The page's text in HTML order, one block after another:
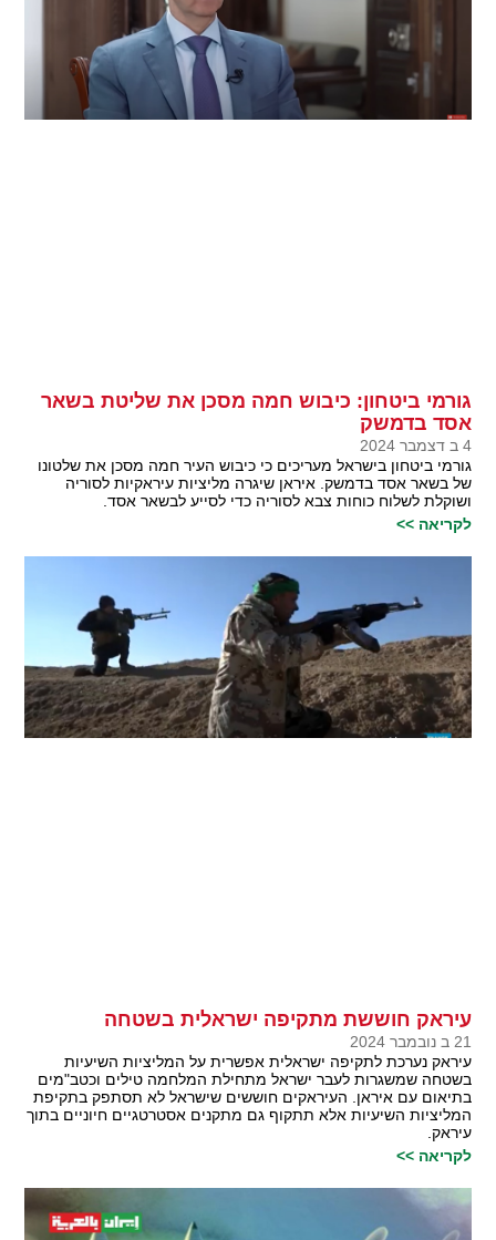
גורמי ביטחון: כיבוש חמה מסכן את שליטת בשאר
אסד בדמשק
4 ב דצמבר 2024
גורמי ביטחון בישראל מעריכים כי כיבוש העיר חמה מסכן את שלטונו
של בשאר אסד בדמשק. איראן שיגרה מליציות עיראקיות לסוריה
ושוקלת לשלוח כוחות צבא לסוריה כדי לסייע לבשאר אסד.
לקריאה >>
עיראק חוששת מתקיפה ישראלית בשטחה
21 ב נובמבר 2024
עיראק נערכת לתקיפה ישראלית אפשרית על המליציות השיעיות
בשטחה שמשגרות לעבר ישראל מתחילת המלחמה טילים וכטב"מים
בתיאום עם איראן. העיראקים חוששים שישראל לא תסתפק בתקיפת
המליציות השיעיות אלא תתקוף גם מתקנים אסטרטגיים חיוניים בתוך
עיראק.
לקריאה >>